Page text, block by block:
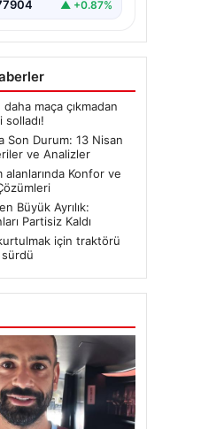
▲ +0.87%
maça çıkmadan
solladı!
Son Durum: 13 Nisan
ve Analizler
alanlarında Konfor ve
Büyük Ayrılık:
Partisiz Kaldı
kurtulmak için traktörü